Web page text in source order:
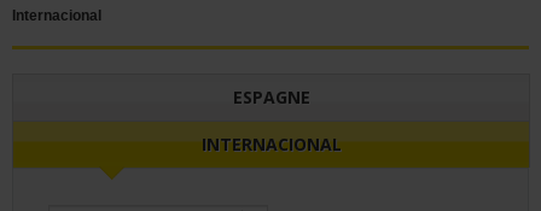
Internacional
ESPAGNE
INTERNACIONAL